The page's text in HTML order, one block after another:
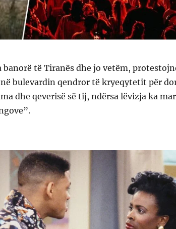
banorë të Tiranës dhe jo vetëm,
bulevardin qendror të kryeqytetit për
dhe qeverisë së tij, ndërsa lëvizja ka